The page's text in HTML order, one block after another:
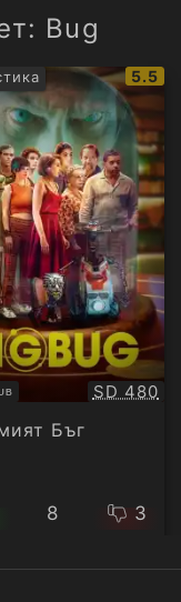
Bug
IMDb
5.5
SD 480
Бъг
8 3